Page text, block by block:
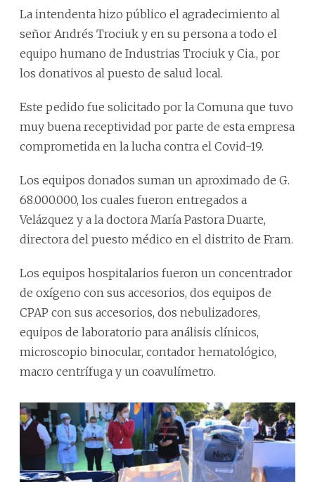
La intendenta hizo público el agradecimiento al
señor Andrés Trociuk y en su persona a todo el
equipo humano de Industrias Trociuk y Cia., por
los donativos al puesto de salud local.
Este pedido fue solicitado por la Comuna que tuvo
muy buena receptividad por parte de esta empresa
comprometida en la lucha contra el Covid-19.
Los equipos donados suman un aproximado de G.
68.000.000, los cuales fueron entregados a
Velázquez y a la doctora María Pastora Duarte,
directora del puesto médico en el distrito de Fram.
Los equipos hospitalarios fueron un concentrador
de oxígeno con sus accesorios, dos equipos de
CPAP con sus accesorios, dos nebulizadores,
equipos de laboratorio para análisis clínicos,
microscopio binocular, contador hematológico,
macro centrífuga y un coavulímetro.